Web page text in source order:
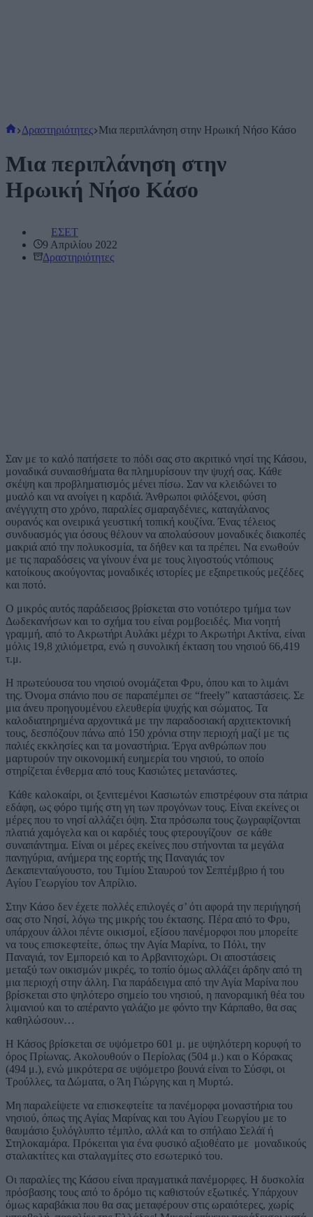
Αρχική
Δραστηριότητες Μια περιπλάνηση στην Ηρωική Νήσο Κάσο
Μια περιπλάνηση στην
Ηρωική Νήσο Κάσο
ΕΣΕΤ
9 Απριλίου 2022
Δραστηριότητες
Σαν με το καλό πατήσετε το πόδι σας στο ακριτικό νησί της Κάσου,
μοναδικά συναισθήματα θα πλημυρίσουν την ψυχή σας. Κάθε
σκέψη και προβληματισμός μένει πίσω. Σαν να κλειδώνει το
μυαλό και να ανοίγει η καρδιά. Άνθρωποι φιλόξενοι, φύση
ανέγγιχτη στο χρόνο, παραλίες σμαραγδένιες, καταγάλανος
ουρανός και ονειρικά γευστική τοπική κουζίνα. Ένας τέλειος
συνδυασμός για όσους θέλουν να απολαύσουν μοναδικές διακοπές
μακριά από την πολυκοσμία, τα δήθεν και τα πρέπει. Να ενωθούν
με τις παραδόσεις να γίνουν ένα με τους λιγοστούς ντόπιους
κατοίκους ακούγοντας μοναδικές ιστορίες με εξαιρετικούς μεζέδες
και ποτό.
Ο μικρός αυτός παράδεισος βρίσκεται στο νοτιότερο τμήμα των
Δωδεκανήσων και το σχήμα του είναι ρομβοειδές. Μια νοητή
γραμμή, από το Ακρωτήρι Αυλάκι μέχρι το Ακρωτήρι Ακτίνα, είναι
μόλις 19,8 χιλιόμετρα, ενώ η συνολική έκταση του νησιού 66,419
τ.μ.
Η πρωτεύουσα του νησιού ονομάζεται Φρυ, όπου και το λιμάνι
της. Όνομα σπάνιο που σε παραπέμπει σε “freely” καταστάσεις. Σε
μια άνευ προηγουμένου ελευθερία ψυχής και σώματος. Τα
καλοδιατηρημένα αρχοντικά με την παραδοσιακή αρχιτεκτονική
τους, δεσπόζουν πάνω από 150 χρόνια στην περιοχή μαζί με τις
παλιές εκκλησίες και τα μοναστήρια. Έργα ανθρώπων που
μαρτυρούν την οικονομική ευημερία του νησιού, το οποίο
στηρίζεται ένθερμα από τους Κασιώτες μετανάστες.
Κάθε καλοκαίρι, οι ξενιτεμένοι Κασιωτών επιστρέφουν στα πάτρια
εδάφη, ως φόρο τιμής στη γη των προγόνων τους. Είναι εκείνες οι
μέρες που το νησί αλλάζει όψη. Στα πρόσωπα τους ζωγραφίζονται
πλατιά χαμόγελα και οι καρδιές τους φτερουγίζουν σε κάθε
συναπάντημα. Είναι οι μέρες εκείνες που στήνονται τα μεγάλα
πανηγύρια, ανήμερα της εορτής της Παναγιάς τον
Δεκαπενταύγουστο, του Τιμίου Σταυρού τον Σεπτέμβριο ή του
Αγίου Γεωργίου τον Απρίλιο.
Στην Κάσο δεν έχετε πολλές επιλογές σ’ ότι αφορά την περιήγησή
σας στο Νησί, λόγω της μικρής του έκτασης. Πέρα από το Φρυ,
υπάρχουν άλλοι πέντε οικισμοί, εξίσου πανέμορφοι που μπορείτε
να τους επισκεφτείτε, όπως την Αγία Μαρίνα, το Πόλι, την
Παναγιά, τον Εμπορειό και το Αρβανιτοχώρι. Οι αποστάσεις
μεταξύ των οικισμών μικρές, το τοπίο όμως αλλάζει άρδην από τη
μια περιοχή στην άλλη. Για παράδειγμα από την Αγία Μαρίνα που
βρίσκεται στο ψηλότερο σημείο του νησιού, η πανοραμική θέα του
λιμανιού και το απέραντο γαλάζιο με φόντο την Κάρπαθο, θα σας
καθηλώσουν…
Η Κάσος βρίσκεται σε υψόμετρο 601 μ. με υψηλότερη κορυφή το
όρος Πρίωνας. Ακολουθούν ο Περίολας (504 μ.) και ο Κόρακας
(494 μ.), ενώ μικρότερα σε υψόμετρο βουνά είναι το Σύσφι, οι
Τρούλλες, τα Δώματα, ο Άη Γιώργης και η Μυρτώ.
Μη παραλείψετε να επισκεφτείτε τα πανέμορφα μοναστήρια του
νησιού, όπως της Αγίας Μαρίνας και του Αγίου Γεωργίου με το
θαυμάσιο ξυλόγλυπτο τέμπλο, αλλά και το σπήλαιο Σελάϊ ή
Στηλοκαμάρα. Πρόκειται για ένα φυσικό αξιοθέατο με μοναδικούς
σταλακτίτες και σταλαγμίτες στο εσωτερικό του.
Οι παραλίες της Κάσου είναι πραγματικά πανέμορφες. Η δυσκολία
πρόσβασης τους από το δρόμο τις καθιστούν εξωτικές. Υπάρχουν
όμως καραβάκια που θα σας μεταφέρουν στις ωραιότερες, χωρίς